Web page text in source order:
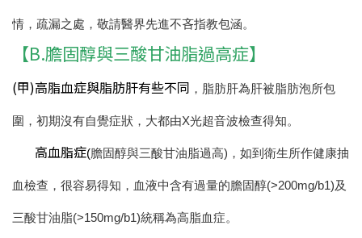
情，疏漏之處，敬請醫界先進不吝指教包涵。
【B.膽固醇與三酸甘油脂過高症】
(甲)高脂血症與脂肪肝有些不同 ，脂肪肝為肝被脂肪泡所包
圍，初期沒有自覺症狀，大都由X光超音波檢查得知。
高血脂症(膽固醇與三酸甘油脂過高)，如到衛生所作健康抽
血檢查，很容易得知，血液中含有過量的膽固醇(>200mg/b1)及
三酸甘油脂(>150mg/b1)統稱為高脂血症。